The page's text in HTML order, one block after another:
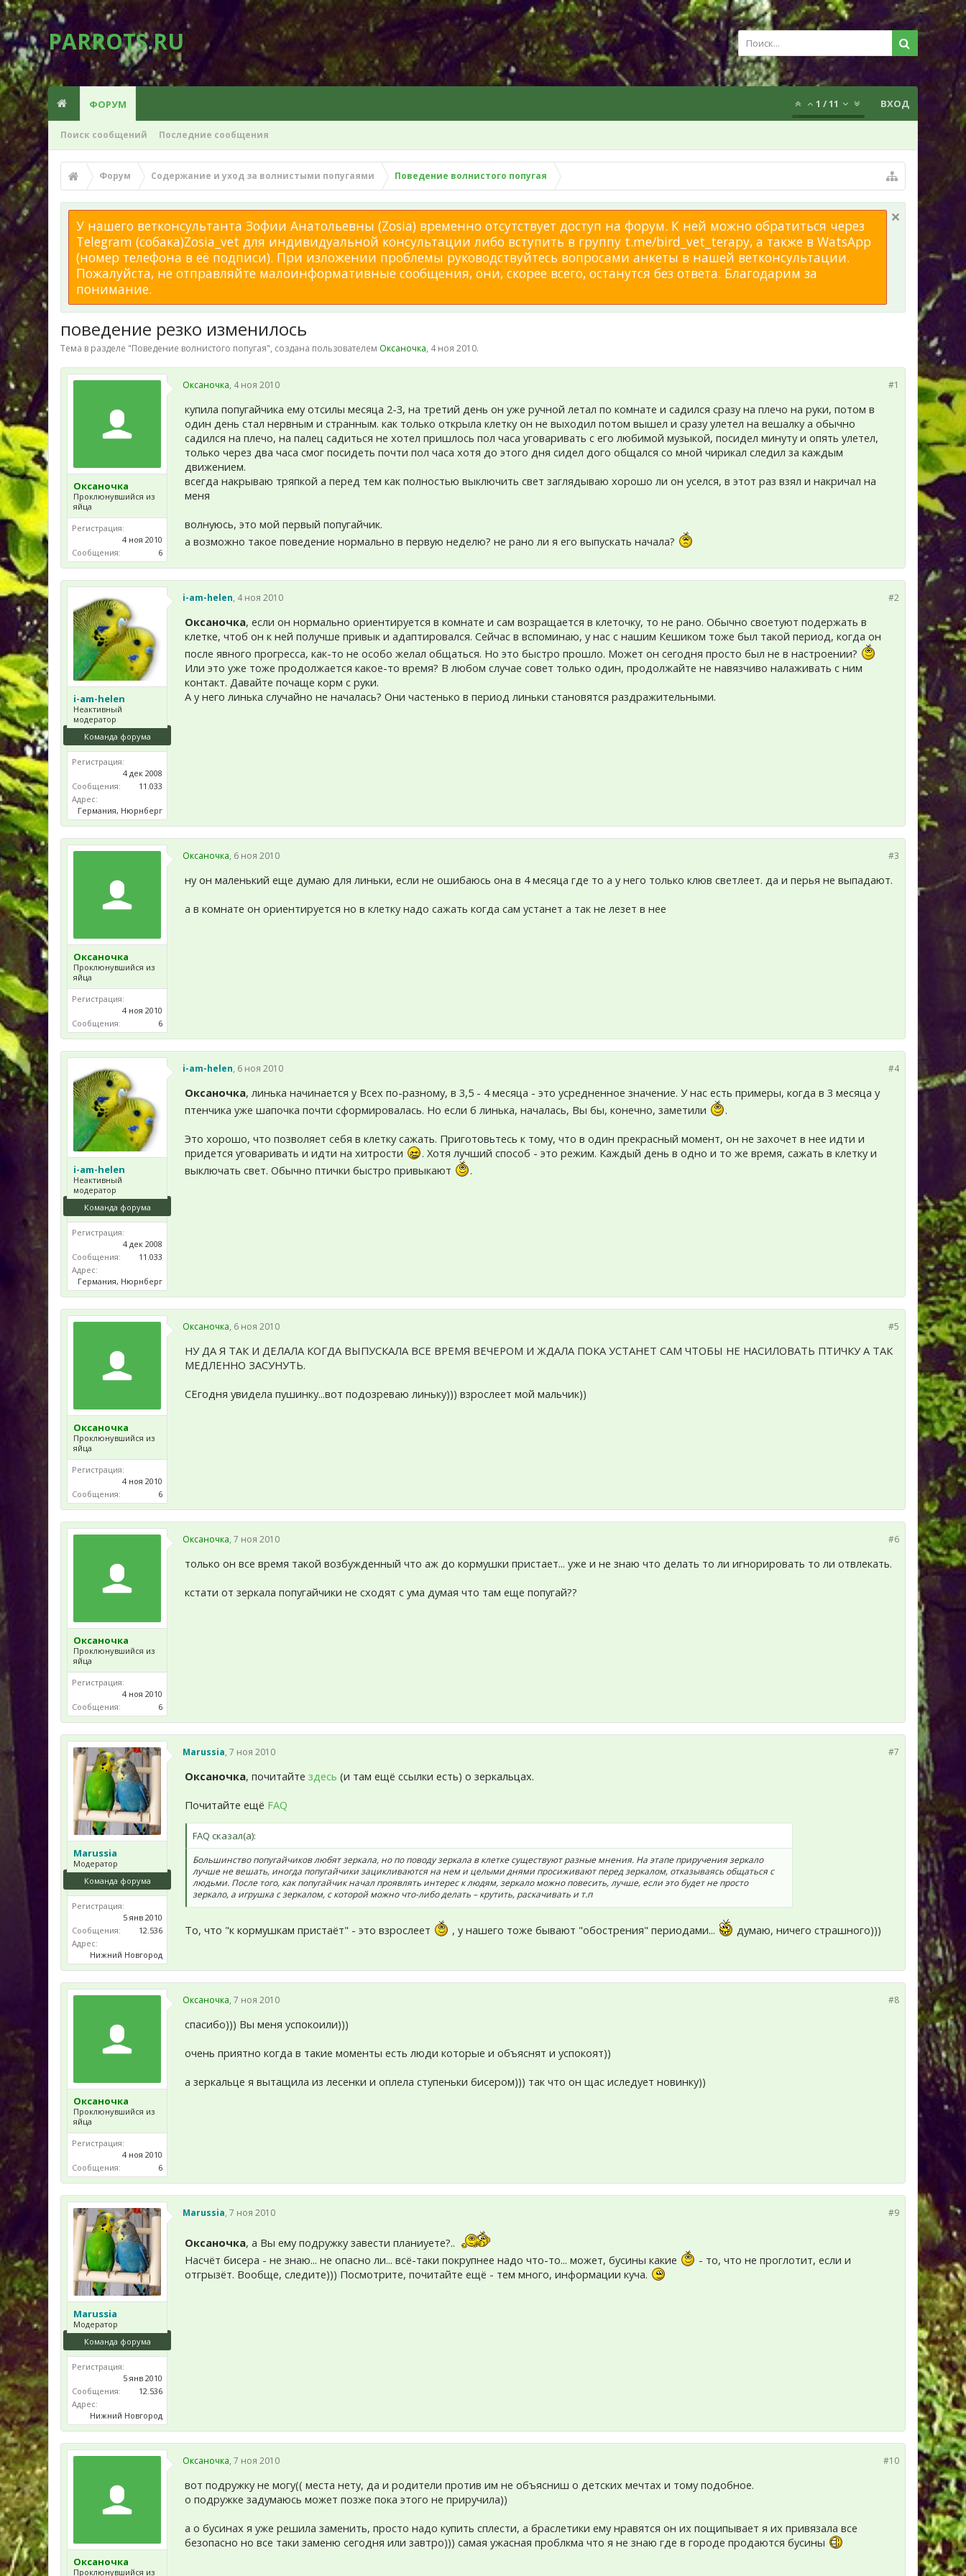
PARROTS.RU
ФОРУМ
Поиск сообщений Последние сообщения
1 /11 ВХОД
Форум Содержание и уход за волнистыми попугаями Поведение волнистого попугая
У нашего ветконсультанта Зофии Анатольевны (Zosia) временно отсутствует доступ на форум. К ней можно обратиться через
Telegram (собака)Zosia_vet для индивидуальной консультации либо вступить в группу t.me/bird_vet_terapy, а также в WatsApp
(номер телефона в её подписи). При изложении проблемы руководствуйтесь вопросами анкеты в нашей ветконсультации.
Пожалуйста, не отправляйте малоинформативные сообщения, они, скорее всего, останутся без ответа. Благодарим за
понимание.
поведение резко изменилось
Тема в разделе "Поведение волнистого попугая", создана пользователем Оксаночка, 4 ноя 2010.
Оксаночка
Проклюнувшийся из
яйца
Регистрация:
4 ноя 2010
Сообщения:
6
#1
Оксаночка, 4 ноя 2010
купила попугайчика ему отсилы месяца 2-3, на третий день он уже ручной летал по комнате и садился сразу на плечо на руки, потом в
один день стал нервным и странным. как только открыла клетку он не выходил потом вышел и сразу улетел на вешалку а обычно
садился на плечо, на палец садиться не хотел пришлось пол часа уговаривать с его любимой музыкой, посидел минуту и опять улетел,
только через два часа смог посидеть почти пол часа хотя до этого дня сидел дого общался со мной чирикал следил за каждым
движением.
всегда накрываю тряпкой а перед тем как полностью выключить свет заглядываю хорошо ли он уселся, в этот раз взял и накричал на
меня
волнуюсь, это мой первый попугайчик.
а возможно такое поведение нормально в первую неделю? не рано ли я его выпускать начала?
i-am-helen
Неактивный
модератор
Команда форума
Регистрация:
4 дек 2008
Сообщения:
11.033
Адрес:
Германия, Нюрнберг
#2
i-am-helen, 4 ноя 2010
Оксаночка, если он нормально ориентируется в комнате и сам возращается в клеточку, то не рано. Обычно своетуют подержать в
клетке, чтоб он к ней получше привык и адаптировался. Сейчас в вспоминаю, у нас с нашим Кешиком тоже был такой период, когда он
после явного прогресса, как-то не особо желал общаться. Но это быстро прошло. Может он сегодня просто был не в настроении?
Или это уже тоже продолжается какое-то время? В любом случае совет только один, продолжайте не навязчиво налаживать с ним
контакт. Давайте почаще корм с руки.
А у него линька случайно не началась? Они частенько в период линьки становятся раздражительными.
Оксаночка
Проклюнувшийся из
яйца
Регистрация:
4 ноя 2010
Сообщения:
6
#3
Оксаночка, 6 ноя 2010
ну он маленький еще думаю для линьки, если не ошибаюсь она в 4 месяца где то а у него только клюв светлеет. да и перья не выпадают.
а в комнате он ориентируется но в клетку надо сажать когда сам устанет а так не лезет в нее
i-am-helen
Неактивный
модератор
Команда форума
Регистрация:
4 дек 2008
Сообщения:
11.033
Адрес:
Германия, Нюрнберг
#4
i-am-helen, 6 ноя 2010
Оксаночка, линька начинается у Всех по-разному, в 3,5 - 4 месяца - это усредненное значение. У нас есть примеры, когда в 3 месяца у
птенчика уже шапочка почти сформировалась. Но если б линька, началась, Вы бы, конечно, заметили
.
Это хорошо, что позволяет себя в клетку сажать. Приготовьтесь к тому, что в один прекрасный момент, он не захочет в нее идти и
придется уговаривать и идти на хитрости
. Хотя лучший способ - это режим. Каждый день в одно и то же время, сажать в клетку и
выключать свет. Обычно птички быстро привыкают
.
Оксаночка
Проклюнувшийся из
яйца
Регистрация:
4 ноя 2010
Сообщения:
6
#5
Оксаночка, 6 ноя 2010
НУ ДА Я ТАК И ДЕЛАЛА КОГДА ВЫПУСКАЛА ВСЕ ВРЕМЯ ВЕЧЕРОМ И ЖДАЛА ПОКА УСТАНЕТ САМ ЧТОБЫ НЕ НАСИЛОВАТЬ ПТИЧКУ А ТАК
МЕДЛЕННО ЗАСУНУТЬ.
СЕгодня увидела пушинку...вот подозреваю линьку))) взрослеет мой мальчик))
Оксаночка
Проклюнувшийся из
яйца
Регистрация:
4 ноя 2010
Сообщения:
6
#6
Оксаночка, 7 ноя 2010
только он все время такой возбужденный что аж до кормушки пристает... уже и не знаю что делать то ли игнорировать то ли отвлекать.
кстати от зеркала попугайчики не сходят с ума думая что там еще попугай??
Marussia
Модератор
Команда форума
Регистрация:
5 янв 2010
Сообщения:
12.536
Адрес:
Нижний Новгород
#7
Marussia, 7 ноя 2010
Оксаночка, почитайтездесь (и там ещё ссылки есть) о зеркальцах.
Почитайте ещё FAQ
FAQ сказал(а):
Большинство попугайчиков любят зеркала, но по поводу зеркала в клетке существуют разные мнения. На этапе приручения зеркало
лучше не вешать, иногда попугайчики зацикливаются на нем и целыми днями просиживают перед зеркалом, отказываясь общаться с
людьми. После того, как попугайчик начал проявлять интерес к людям, зеркало можно повесить, лучше, если это будет не просто
зеркало, а игрушка с зеркалом, с которой можно что-либо делать – крутить, раскачивать и т.п
То, что "к кормушкам пристаёт" - это взрослеет , у нашего тоже бывают "обострения" периодами... думаю, ничего страшного)))
Оксаночка
Проклюнувшийся из
яйца
Регистрация:
4 ноя 2010
Сообщения:
6
#8
Оксаночка, 7 ноя 2010
спасибо))) Вы меня успокоили)))
очень приятно когда в такие моменты есть люди которые и объяснят и успокоят))
а зеркальце я вытащила из лесенки и оплела ступеньки бисером))) так что он щас иследует новинку))
Marussia
Модератор
Команда форума
Регистрация:
5 янв 2010
Сообщения:
12.536
Адрес:
Нижний Новгород
#9
Marussia, 7 ноя 2010
Оксаночка, а Вы ему подружку завести планиуете?..
Насчёт бисера - не знаю... не опасно ли... всё-таки покрупнее надо что-то... может, бусины какие
- то, что не проглотит, если и
отгрызёт. Вообще, следите))) Посмотрите, почитайте ещё - тем много, информации куча.
Оксаночка
Проклюнувшийся из
#10
Оксаночка, 7 ноя 2010
вот подружку не могу(( места нету, да и родители против им не объясниш о детских мечтах и тому подобное.
о подружке задумаюсь может позже пока этого не приручила))
а о бусинах я уже решила заменить, просто надо купить сплести, а браслетики ему нравятся он их пощипывает я их привязала все
безопасно но все таки заменю сегодня или завтро))) самая ужасная проблкма что я не знаю где в городе продаются бусины